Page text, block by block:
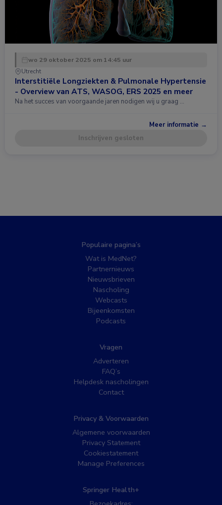
wo 29 oktober 2025 om 14:45 uur
Utrecht
Interstitiële Longziekten & Pulmonale Hypertensie
- Overview van ATS, WASOG, ERS 2025 en meer
Na het succes van voorgaande jaren nodigen wij u graag …
Meer informatie →
Inschrijven gesloten
Populaire pagina’s
Wat is MedNet?
Partnernieuws
Nieuwsbrieven
Nascholing
Webcasts
Bijeenkomsten
Podcasts
Vragen
Adverteren
FAQ’s
Helpdesk nascholingen
Contact
Privacy & Voorwaarden
Algemene voorwaarden
Privacy Statement
Cookiestatement
Manage Preferences
Springer Health+